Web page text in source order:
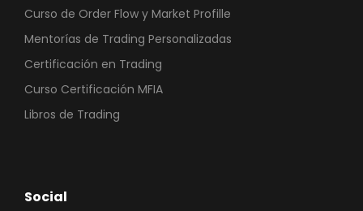
Curso de Order Flow y Market Profille
Mentorías de Trading Personalizadas
Certificación en Trading
Curso Certificación MFIA
Libros de Trading
Social